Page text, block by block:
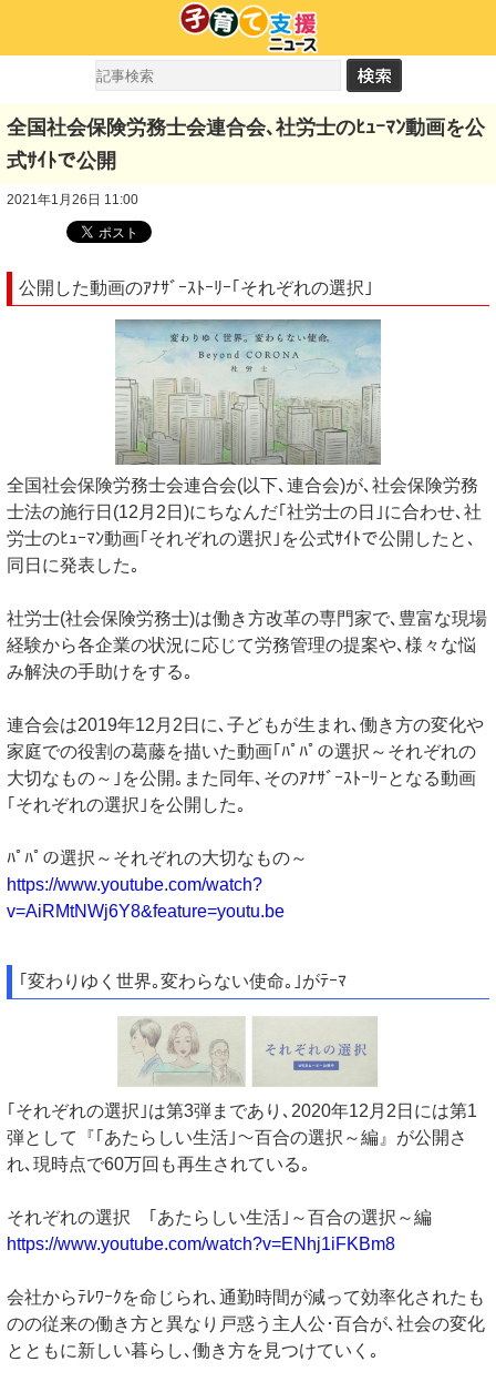
全国社会保険労務士会連合会､社労士のﾋｭｰﾏﾝ動画を公
式ｻｲﾄで公開
2021年1月26日 11:00
公開した動画のｱﾅｻﾞｰｽﾄｰﾘｰ｢それぞれの選択｣
全国社会保険労務士会連合会(以下､連合会)が､社会保険労務
士法の施行日(12月2日)にちなんだ｢社労士の日｣に合わせ､社
労士のﾋｭｰﾏﾝ動画｢それぞれの選択｣を公式ｻｲﾄで公開したと､
同日に発表した｡
社労士(社会保険労務士)は働き方改革の専門家で､豊富な現場
経験から各企業の状況に応じて労務管理の提案や､様々な悩
み解決の手助けをする｡
連合会は2019年12月2日に､子どもが生まれ､働き方の変化や
家庭での役割の葛藤を描いた動画｢ﾊﾟﾊﾟの選択～それぞれの
大切なもの～｣を公開｡また同年､そのｱﾅｻﾞｰｽﾄｰﾘｰとなる動画
｢それぞれの選択｣を公開した｡
ﾊﾟﾊﾟの選択～それぞれの大切なもの～
https://www.youtube.com/watch?
v=AiRMtNWj6Y8&feature=youtu.be
｢変わりゆく世界｡変わらない使命｡｣がﾃｰﾏ
｢それぞれの選択｣は第3弾まであり､2020年12月2日には第1
弾として『｢あたらしい生活｣～百合の選択～編』が公開さ
れ､現時点で60万回も再生されている｡
それぞれの選択 ｢あたらしい生活｣～百合の選択～編
https://www.youtube.com/watch?v=ENhj1iFKBm8
会社からﾃﾚﾜｰｸを命じられ､通勤時間が減って効率化されたも
のの従来の働き方と異なり戸惑う主人公･百合が､社会の変化
とともに新しい暮らし､働き方を見つけていく｡